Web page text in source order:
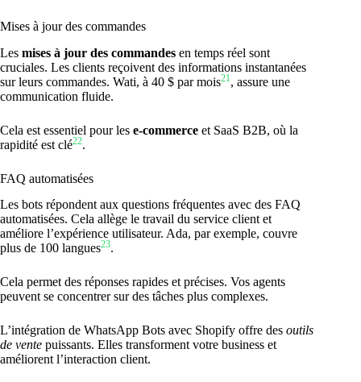
Mises à jour des commandes
Les mises à jour des commandes en temps réel sont
cruciales. Les clients reçoivent des informations instantanées
sur leurs commandes. Wati, à 40 $ par mois21 , assure une
communication fluide.
Cela est essentiel pour les e-commerce et SaaS B2B, où la
rapidité est clé22.
FAQ automatisées
Les bots répondent aux questions fréquentes avec des FAQ
automatisées. Cela allège le travail du service client et
améliore l’expérience utilisateur. Ada, par exemple, couvre
plus de 100 langues23.
Cela permet des réponses rapides et précises. Vos agents
peuvent se concentrer sur des tâches plus complexes.
L’intégration de WhatsApp Bots avec Shopify offre des outils
de vente puissants. Elles transforment votre business et
améliorent l’interaction client.